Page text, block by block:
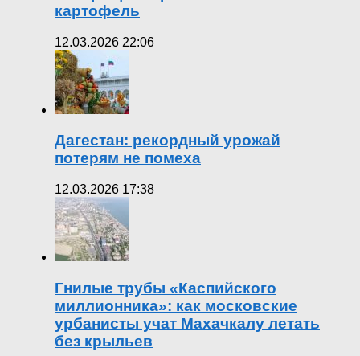
картофель
12.03.2026 22:06
Дагестан: рекордный урожай
потерям не помеха
12.03.2026 17:38
Гнилые трубы «Каспийского
миллионника»: как московские
урбанисты учат Махачкалу летать
без крыльев